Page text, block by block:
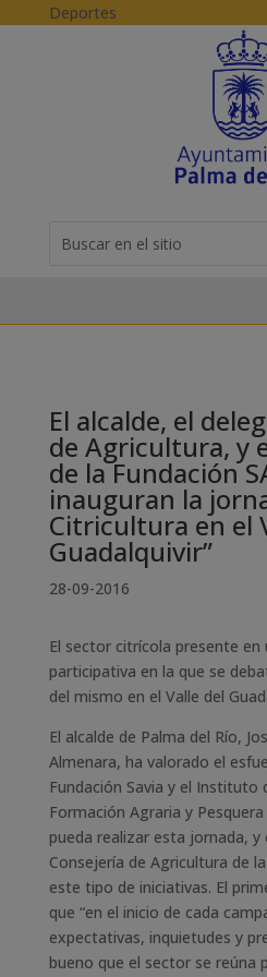
Skip to content
Deportes
for...
El alcalde, el
de Agricultura, y
de la Fundación
inauguran la
Citricultura en el
Guadalquivir”
28-09-2016
El sector citrícola presente
participativa en la que se
del mismo en el Valle del
El alcalde de Palma del Río,
Almenara, ha valorado el
Fundación Savia y el Instituto
Formación Agraria y
pueda realizar esta jornada, y
Consejería de Agricultura de
este tipo de iniciativas. El
que “en el inicio de cada
expectativas, inquietudes y
bueno que el sector se reúna